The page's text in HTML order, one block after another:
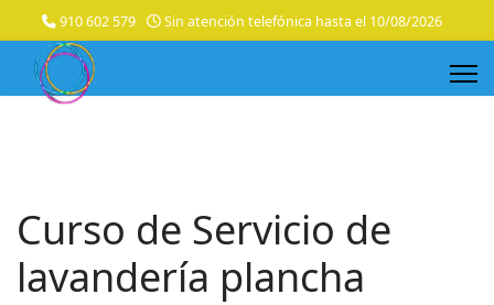
910 602 579 Sin atención telefónica hasta el 10/08/2026
Curso de Servicio de
lavandería plancha